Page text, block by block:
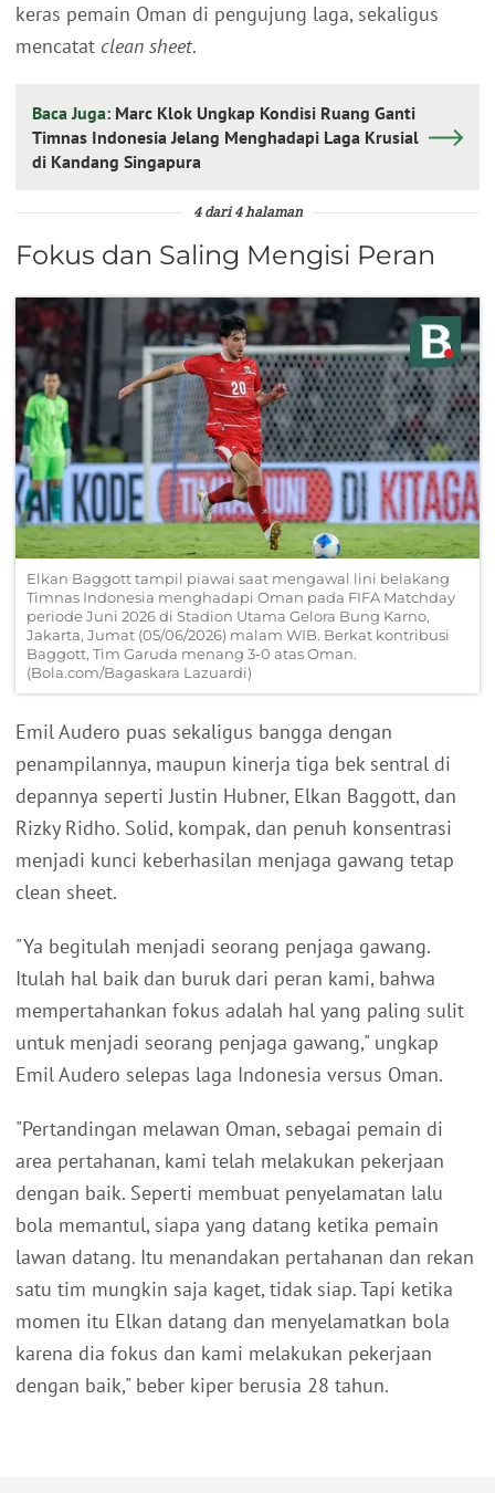
keras pemain Oman di pengujung laga, sekaligus
mencatat clean sheet.
Baca Juga: Marc Klok Ungkap Kondisi Ruang Ganti
Timnas Indonesia Jelang Menghadapi Laga Krusial
di Kandang Singapura
4 dari 4 halaman
Fokus dan Saling Mengisi Peran
Elkan Baggott tampil piawai saat mengawal lini belakang
Timnas Indonesia menghadapi Oman pada FIFA Matchday
periode Juni 2026 di Stadion Utama Gelora Bung Karno,
Jakarta, Jumat (05/06/2026) malam WIB. Berkat kontribusi
Baggott, Tim Garuda menang 3-0 atas Oman.
(Bola.com/Bagaskara Lazuardi)
Emil Audero puas sekaligus bangga dengan
penampilannya, maupun kinerja tiga bek sentral di
depannya seperti Justin Hubner, Elkan Baggott, dan
Rizky Ridho. Solid, kompak, dan penuh konsentrasi
menjadi kunci keberhasilan menjaga gawang tetap
clean sheet.
"Ya begitulah menjadi seorang penjaga gawang.
Itulah hal baik dan buruk dari peran kami, bahwa
mempertahankan fokus adalah hal yang paling sulit
untuk menjadi seorang penjaga gawang," ungkap
Emil Audero selepas laga Indonesia versus Oman.
"Pertandingan melawan Oman, sebagai pemain di
area pertahanan, kami telah melakukan pekerjaan
dengan baik. Seperti membuat penyelamatan lalu
bola memantul, siapa yang datang ketika pemain
lawan datang. Itu menandakan pertahanan dan rekan
satu tim mungkin saja kaget, tidak siap. Tapi ketika
momen itu Elkan datang dan menyelamatkan bola
karena dia fokus dan kami melakukan pekerjaan
dengan baik," beber kiper berusia 28 tahun.